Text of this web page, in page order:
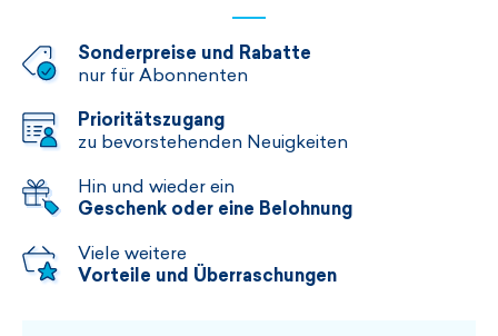
Sonderpreise und Rabatte
nur für Abonnenten
Prioritätszugang
zu bevorstehenden Neuigkeiten
Hin und wieder ein
Geschenk oder eine Belohnung
Viele weitere
Vorteile und Überraschungen